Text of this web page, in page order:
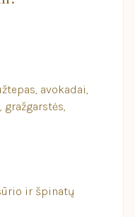
avokadai,
ir špinatų